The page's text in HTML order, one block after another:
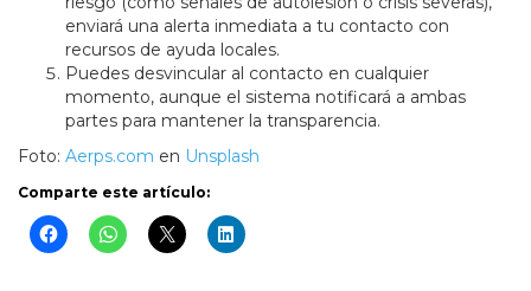
enviará una alerta inmediata a tu contacto con
recursos de ayuda locales.
Puedes desvincular al contacto en cualquier
momento, aunque el sistema notificará a ambas
partes para mantener la transparencia.
Foto: Aerps.com en Unsplash
Comparte este artículo: